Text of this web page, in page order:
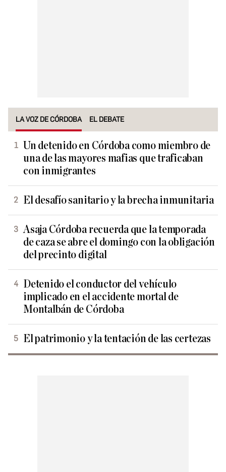
LA VOZ DE CÓRDOBA EL DEBATE
Un detenido en Córdoba como miembro de
una de las mayores mafias que traficaban
con inmigrantes
El desafío sanitario y la brecha inmunitaria
Asaja Córdoba recuerda que la temporada
de caza se abre el domingo con la obligación
del precinto digital
Detenido el conductor del vehículo
implicado en el accidente mortal de
Montalbán de Córdoba
El patrimonio y la tentación de las certezas